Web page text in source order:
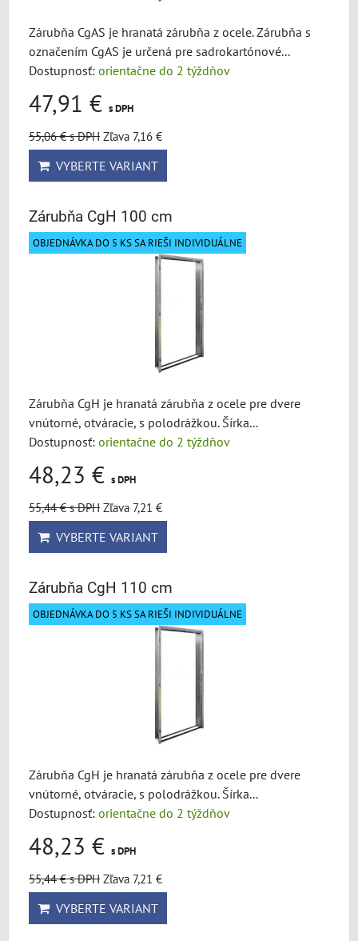
Zárubňa CgAS je hranatá zárubňa z ocele. Zárubňa s
označením CgAS je určená pre sadrokartónové...
Dostupnosť: orientačne do 2 týždňov
47,91 € s DPH
55,06 €s DPH Zľava 7,16 €
VYBERTE VARIANT
Zárubňa CgH 100 cm
OBJEDNÁVKA DO 5 KS SA RIEŠI INDIVIDUÁLNE
Zárubňa CgH je hranatá zárubňa z ocele pre dvere
vnútorné, otváracie, s polodrážkou. Šírka...
Dostupnosť: orientačne do 2 týždňov
48,23 € s DPH
55,44 €s DPH Zľava 7,21 €
VYBERTE VARIANT
Zárubňa CgH 110 cm
OBJEDNÁVKA DO 5 KS SA RIEŠI INDIVIDUÁLNE
Zárubňa CgH je hranatá zárubňa z ocele pre dvere
vnútorné, otváracie, s polodrážkou. Šírka...
Dostupnosť: orientačne do 2 týždňov
48,23 € s DPH
55,44 €s DPH Zľava 7,21 €
VYBERTE VARIANT